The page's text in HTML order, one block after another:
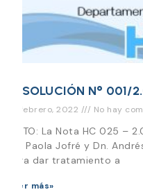
RESOLUCIÓN N° 001/
22 febrero, 2022 No hay
VISTO: La Nota HC 025 –
Da. Paola Jofré y Dn.
para dar tratamiento a
Leer más»